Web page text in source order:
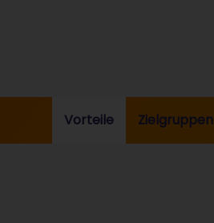
Vorteile Zielgruppen